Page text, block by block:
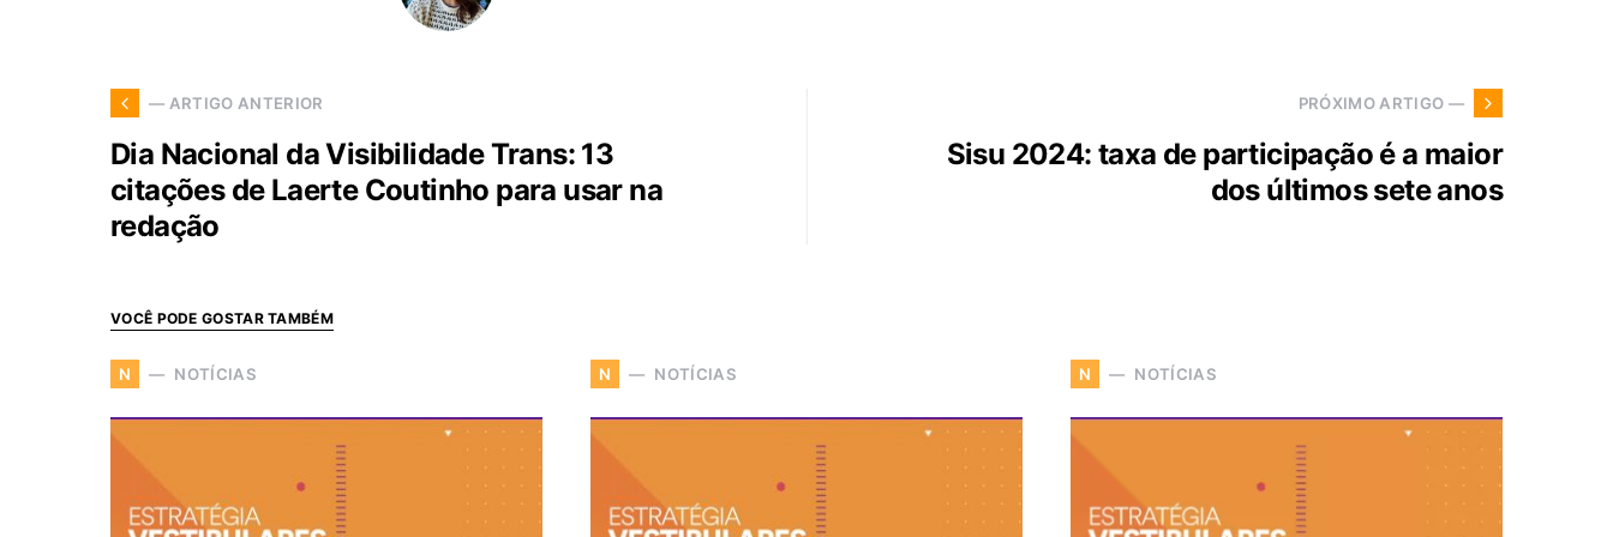
— ARTIGO ANTERIOR
Dia Nacional da Visibilidade Trans: 13
citações de Laerte Coutinho para usar na
redação
PRÓXIMO ARTIGO —
Sisu 2024: taxa de participação é a maior
dos últimos sete anos
VOCÊ PODE GOSTAR TAMBÉM
N NOTÍCIAS N NOTÍCIAS N NOTÍCIAS